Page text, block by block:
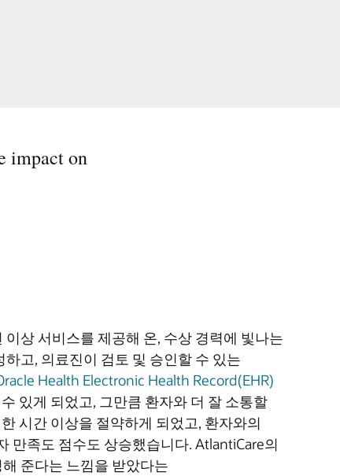
impact on
상 서비스를 제공해 온, 수상 경력에 빛나는
고, 의료진이 검토 및 승인할 수 있는
Health Electronic Health Record(EHR)
있게 되었고, 그만큼 환자와 더 잘 소통할
시간 이상을 절약하게 되었고, 환자와의
만족도 점수도 상승했습니다. AtlantiCare의
준다는 느낌을 받았다는